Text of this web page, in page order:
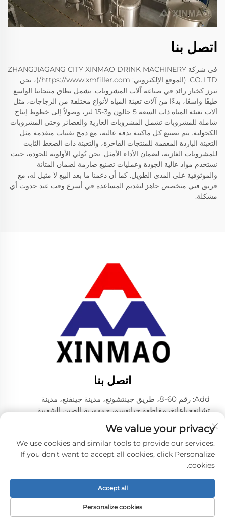
اتصل بنا
في شركة ZHANGJIAGANG CITY XINMAO DRINK MACHINERY
CO.,LTD. (الموقع الإلكتروني: https://www.xmfiller.com/)، نحن
نبرز كخيار رائد في صناعة آلات المشروبات. يشمل نطاق منتجاتنا الواسع
طيفًا واسعًا، بدءًا من آلات تعبئة المياه لأنواع مختلفة من الزجاجات، مثل
آلات تعبئة المياه ذات السعة 5 جالون و3-15 لتر، وصولاً إلى خطوط إنتاج
شاملة للمشروبات تشمل المشروبات الغازية والعصائر وحتى المشروبات
الكحولية. يتم تصنيع كل ماكينة بدقة عالية، مع دمج تقنيات متقدمة مثل
التعبئة الباردة المعقمة للمنتجات الفاخرة، والتعبئة ذات الضغط الثابت
للمشروبات الغازية، لضمان الأداء الأمثل. نحن نُولي الأولوية للجودة، حيث
نستخدم مواد عالية الجودة وعمليات تصنيع صارمة لضمان المتانة
والموثوقية على المدى الطويل. كما أن دعمنا ما بعد البيع لا مثيل له، مع
فريق فني متخصص جاهز لتقديم المساعدة في أسرع وقت عند حدوث أي
مشكلة.
اتصل بنا
Add: رقم 60-8، طريق جينتشونغ، مدينة جينفنغ، مدينة
تشانغجياغانغ، مقاطعة جيانغسو، جمهورية الصين الشعبية
رقم الهاتف:+86-18952445692
البريد الإلكتروني: [email protected]
لماكينات المشروبات المحدودة. -
We value your privacy
We use cookies and similar tools to provide our services.
If you don't want to accept all cookies, click Personalize
cookies.
Personalize cookies
Accept all